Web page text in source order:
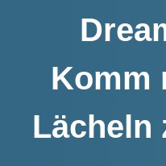
Komm
Lächeln